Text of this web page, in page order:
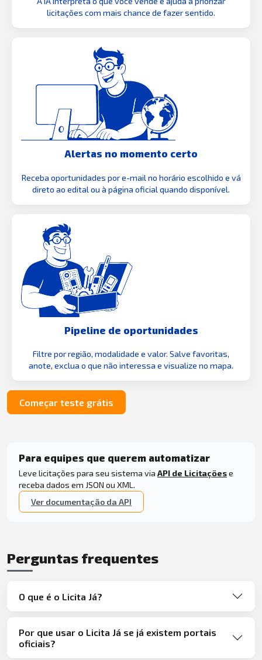
licitações com mais chance de fazer sentido.
Alertas no momento certo
Receba oportunidades por e-mail no horário escolhido e vá
direto ao edital ou à página oficial quando disponível.
Pipeline de oportunidades
Filtre por região, modalidade e valor. Salve favoritas,
anote, exclua o que não interessa e visualize no mapa.
Começar teste grátis
Para equipes que querem automatizar
Leve licitações para seu sistema via API de Licitaçõese
receba dados em JSON ou XML.
Ver documentação da API
Perguntas frequentes
O que é o Licita Já?
Por que usar o Licita Já se já existem portais
oficiais?